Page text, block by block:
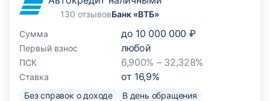
130 отзывовБанк «ВТБ»
Сумма
до 10 000 000 ₽
Первый взнос любой
ПСК 6,900% – 32,328%
Ставка от 16,9%
Без справок о доходе В день обращения